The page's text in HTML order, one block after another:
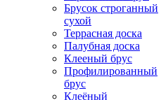
Брусок строганный
сухой
Террасная доска
Палубная доска
Клееный брус
Профилированный
брус
Клеёный